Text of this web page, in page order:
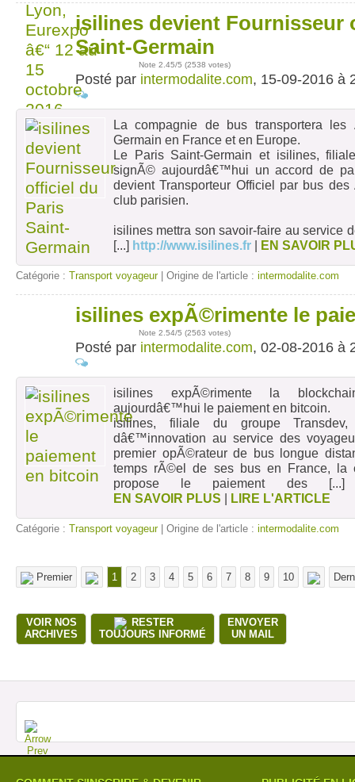
15
sept
isilines devient Fournisseur
Saint-Germain
Note 2.45/5 (2538 votes)
Posté par intermodalite.com, 15-09-2016 à
La compagnie de bus transportera
Germain en France et en Europe.
Le Paris Saint-Germain et isilines,
signÃ© aujourdâ€™hui un accord de
devient Transporteur Officiel par bus
club parisien.
isilines mettra son savoir-faire au service
[...] http://www.isilines.fr | EN SAVOIR
Catégorie : Transport voyageur| Origine de l'article : intermodalite.com
isilines expÃ©rimente le
Note 2.54/5 (2563 votes)
Posté par intermodalite.com, 02-08-2016 à
isilines expÃ©rimente la
aujourdâ€™hui le paiement en bitcoin.
isilines, filiale du groupe
dâ€™innovation au service des
premier opÃ©rateur de bus longue
temps rÃ©el de ses bus en France, la
propose le paiement des
EN SAVOIR PLUS | LIRE L'ARTICLE
Catégorie : Transport voyageur| Origine de l'article : intermodalite.com
Premier 1 2 3 4 5 6 7 8 9 10
VOIR NOS
ARCHIVES
RESTER
TOUJOURS INFORMÉ
ENVOYER
UN MAIL